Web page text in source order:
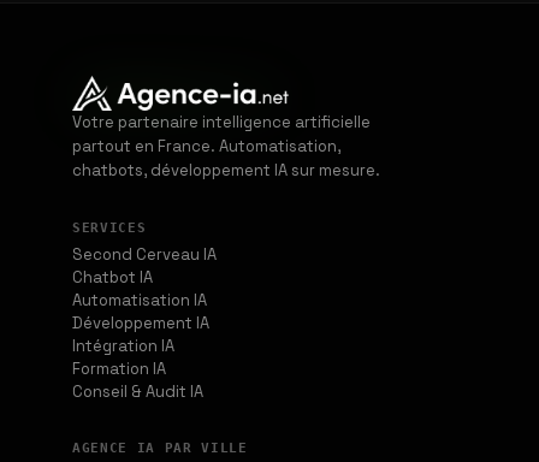
Votre partenaire intelligence artificielle
partout en France. Automatisation,
chatbots, développement IA sur mesure.
SERVICES
Second Cerveau IA
Chatbot IA
Automatisation IA
Développement IA
Intégration IA
Formation IA
Conseil & Audit IA
AGENCE IA PAR VILLE